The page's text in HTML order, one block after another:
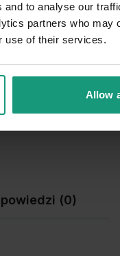
to analyse our
partners who may
use of their services.
Allow
(0)